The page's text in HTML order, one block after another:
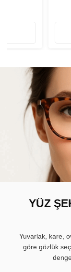
YÜZ
Yuvarlak, kare,
göre gözlük